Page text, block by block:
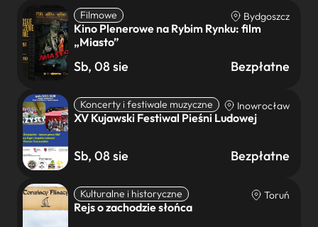
Filmowe Bydgoszcz
Kino Plenerowe na Rybim Rynku: film
„Miasto”
Sb, 08 sie Bezpłatne
Koncerty i festiwale muzyczne Inowrocław
XV Kujawski Festiwal Pieśni Ludowej
Sb, 08 sie Bezpłatne
Kulturalne i historyczne Toruń
Rejs o zachodzie słońca